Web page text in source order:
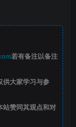
若有备注以备注
供大家学习与参
站赞同其观点和对